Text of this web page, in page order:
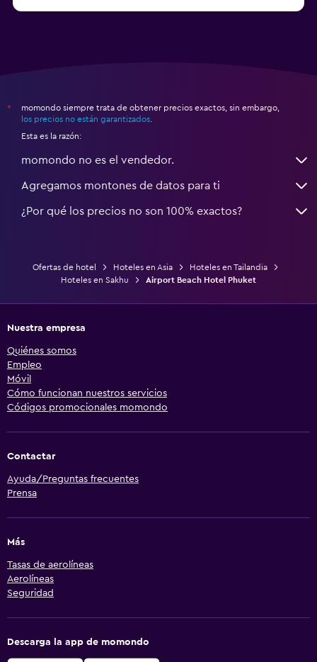
*
momondo siempre trata de obtener precios exactos, sin embargo,
los precios no están garantizados
Esta es la razón:
momondo no es el vendedor.
Agregamos montones de datos para ti
¿Por qué los precios no son 100% exactos?
Ofertas de hotel Hoteles en Asia
Hoteles en Tailandia
Hoteles en Sakhu
Airport Beach Hotel Phuket
Nuestra empresa
Quiénes somos
Empleo
Móvil
Cómo funcionan nuestros servicios
Códigos promocionales momondo
Contactar
Ayuda/Preguntas frecuentes
Prensa
Más
Tasas de aerolíneas
Aerolíneas
Seguridad
Descarga la app de momondo